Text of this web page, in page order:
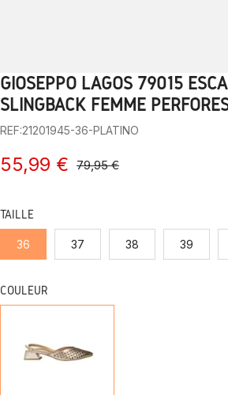
2 3 4 5 6 7
GIOSEPPO LAGOS 79015
SLINGBACK FEMME
REF:21201945-36-PLATINO
55,99 € 79,95 €
TAILLE
36 37 38 39
COULEUR